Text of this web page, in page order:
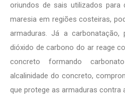
oriundos de sais utilizados para
maresia em regiões costeiras,
armaduras. Já a
dióxido de carbono do ar reage
concreto formando
alcalinidade do concreto,
que protege as armaduras contra